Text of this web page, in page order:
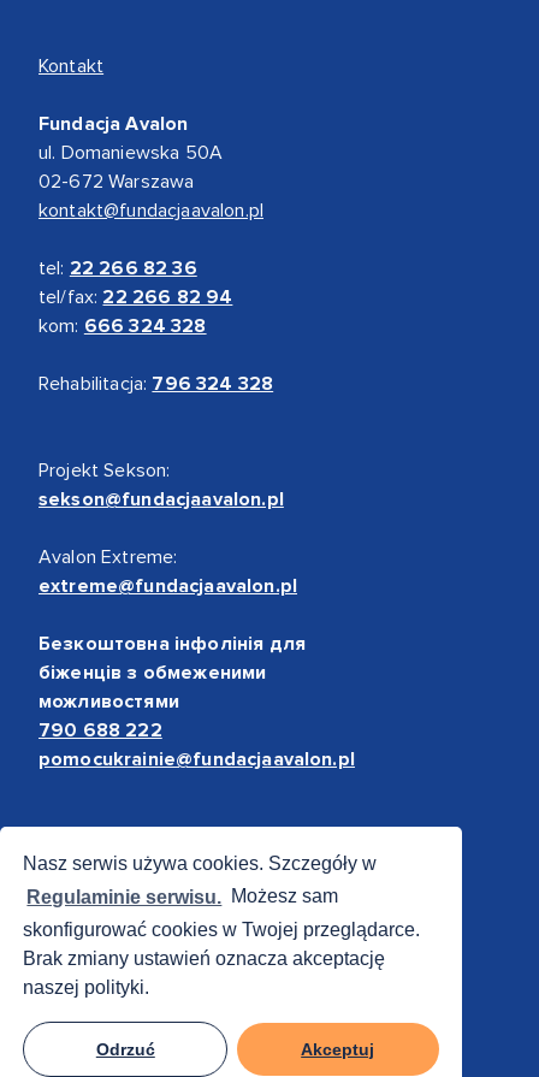
Nasz serwis używa cookies. Szczegóły w
Regulaminie serwisu. Możesz sam
skonfigurować cookies w Twojej przeglądarce.
Brak zmiany ustawień oznacza akceptację
naszej polityki.
Odrzuć Akceptuj
Kontakt
Fundacja Avalon
ul. Domaniewska 50A
02-672 Warszawa
kontakt@fundacjaavalon.pl
tel: 22 266 82 36
tel/fax: 22 266 82 94
kom: 666 324 328
Rehabilitacja: 796 324 328
Projekt Sekson:
sekson@fundacjaavalon.pl
Avalon Extreme:
extreme@fundacjaavalon.pl
Безкоштовна інфолінія для
біженців з обмеженими
можливостями
790 688 222
pomocukrainie@fundacjaavalon.pl
Bezpieczne płatności
© 2012 - 2026 Fundacja Avalon